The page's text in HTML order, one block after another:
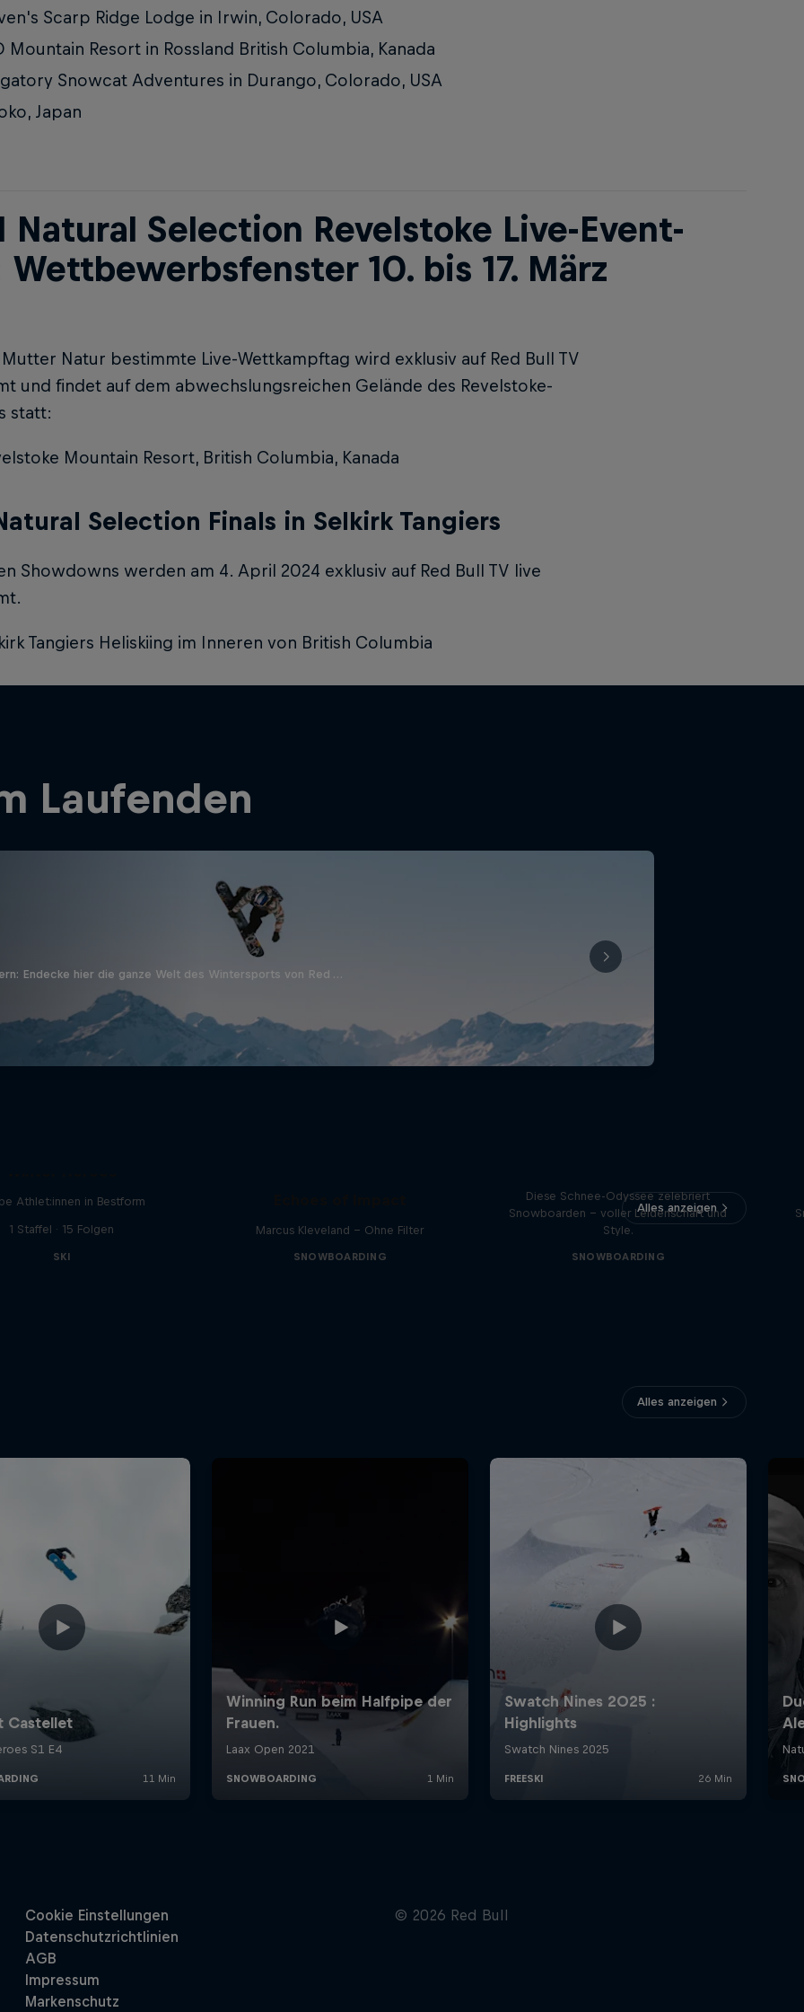
Scarp Ridge Lodge in Irwin, Colorado, USA
Mountain Resort in Rossland British Columbia, Kanada
Snowcat Adventures in Durango, Colorado, USA
Japan
Natural Selection Revelstoke Live-Event-
Wettbewerbsfenster 10. bis 17. März
Natur bestimmte Live-Wettkampftag wird exklusiv auf Red Bull TV
und findet auf dem abwechslungsreichen Gelände des Revelstoke-
statt:
Mountain Resort, British Columbia, Kanada
Selection Finals in Selkirk Tangiers
Showdowns werden am 4. April 2024 exklusiv auf Red Bull TV live
Tangiers Heliskiing im Inneren von British Columbia
Laufenden
Endecke hier die ganze Welt des Wintersports von Red …
Alles anzeigen
Athlet:innen in Bestform
1 Staffel · 15 Folgen
SKI
Marcus Kleveland - Ohne Filter
SNOWBOARDING
Diese Schnee-Odyssee zelebriert
Snowboarden - voller Leidenschaft und
Style.
SNOWBOARDING
Alles anzeigen